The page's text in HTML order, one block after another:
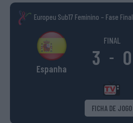
Europeu Sub17 Feminino – Fase Final
Espanha
FINAL
3 - 0
FICHA DE JOGO